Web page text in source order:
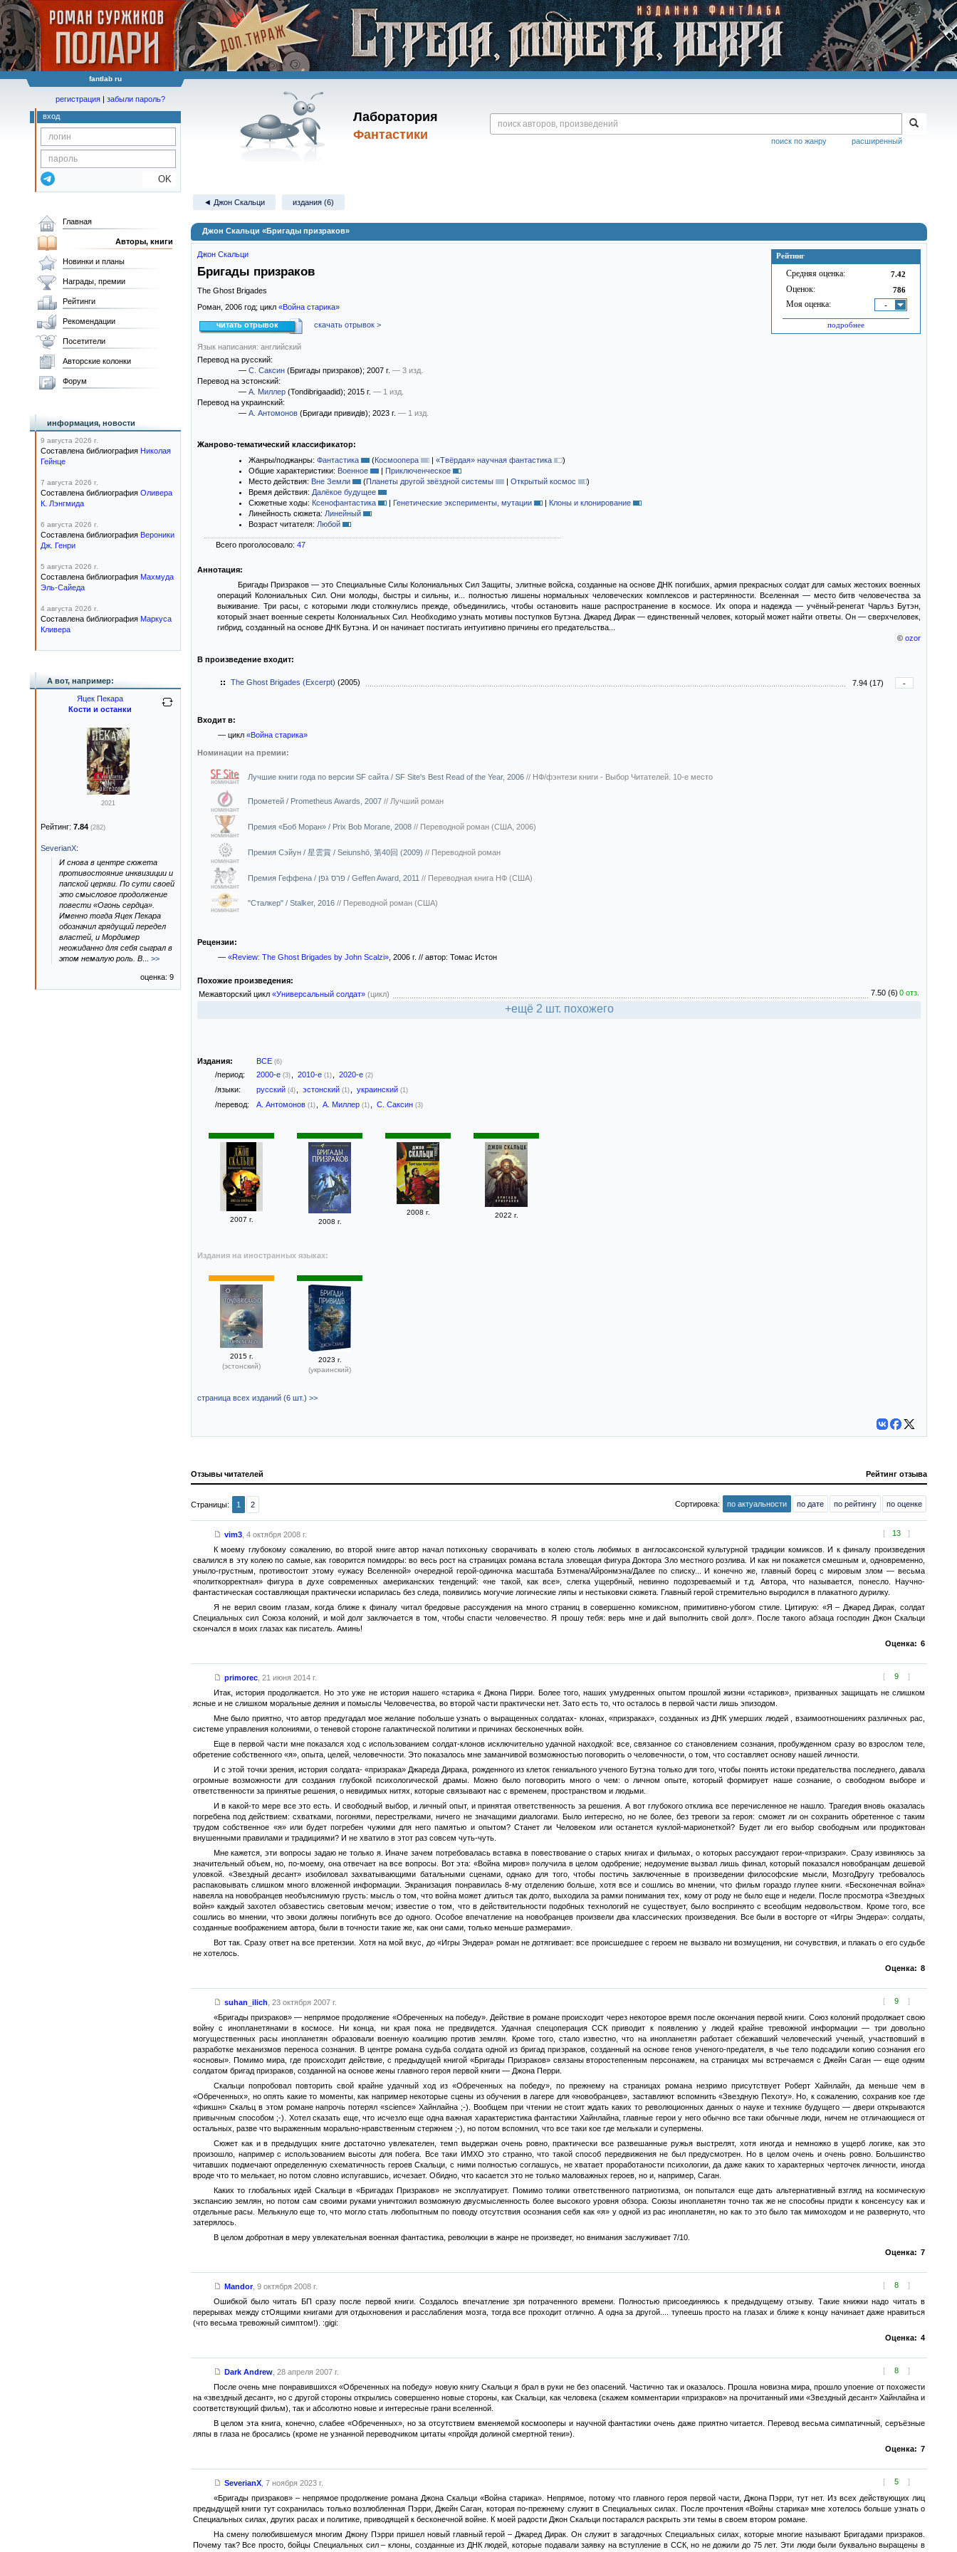
fantlab ru
Лаборатория
Фантастики
расширенный
поиск по жанру
регистрация | забыли пароль?
вход
OK
◄ Джон Скальци издания (6)
Джон Скальци «Бригады призраков»
Рейтинг
Средняя оценка: 7.42
Оценок: 786
Моя оценка: -
подробнее
Джон Скальци
Бригады призраков
The Ghost Brigades
Роман, 2006 год; цикл «Война старика»
читать отрывок скачать отрывок >
Язык написания: английский
Перевод на русский:
— С. Саксин (Бригады призраков); 2007 г. — 3 изд.
Перевод на эстонский:
— А. Миллер (Tondibrigaadid); 2015 г. — 1 изд.
Перевод на украинский:
— А. Антомонов (Бригади привидів); 2023 г. — 1 изд.
Жанрово-тематический классификатор:
Жанры/поджанры: Фантастика (Космоопера | «Твёрдая» научная фантастика
)
Общие характеристики: Военное | Приключенческое
Место действия: Вне Земли (Планеты другой звёздной системы | Открытый космос
)
Время действия: Далёкое будущее
Сюжетные ходы: Ксенофантастика | Генетические эксперименты, мутации | Клоны и клонирование
Линейность сюжета: Линейный
Возраст читателя: Любой
Всего проголосовало: 47
Аннотация:
Бригады Призраков — это Специальные Силы Колониальных Сил Защиты, элитные войска, созданные на основе ДНК погибших, армия прекрасных солдат для самых жестоких военных
операций Колониальных Сил. Они молоды, быстры и сильны, и... полностью лишены нормальных человеческих комплексов и растерянности. Вселенная — место битв человечества за
выживание. Три расы, с которыми люди столкнулись прежде, объединились, чтобы остановить наше распространение в космосе. Их опора и надежда — учёный-ренегат Чарльз Бутэн,
который знает военные секреты Колониальных Сил. Необходимо узнать мотивы поступков Бутэна. Джаред Дирак — единственный человек, который может найти ответы. Он — сверхчеловек,
гибрид, созданный на основе ДНК Бутэна. И он начинает постигать интуитивно причины его предательства...
© ozor
В произведение входит:
The Ghost Brigades (Excerpt) (2005) 7.94 (17) -
Входит в:
— цикл «Война старика»
Номинации на премии:
номинант
Лучшие книги года по версии SF сайта / SF Site's Best Read of the Year, 2006 // НФ/фэнтези книги - Выбор Читателей. 10-е место
номинант
Прометей / Prometheus Awards, 2007 // Лучший роман
номинант
Премия «Боб Моран» / Prix Bob Morane, 2008 // Переводной роман (США, 2006)
номинант
Премия Сэйун / 星雲賞 / Seiunshō, 第40回 (2009) // Переводной роман
номинант
Премия Геффена / פרס גפן / Geffen Award, 2011 // Переводная книга НФ (США)
номинант
"Сталкер" / Stalker, 2016 // Переводной роман (США)
Рецензии:
— «Review: The Ghost Brigades by John Scalzi», 2006 г. // автор: Томас Истон
Похожие произведения:
Межавторский цикл «Универсальный солдат» (цикл) 7.50 (6) 0 отз.
+ещё 2 шт. похожего
Издания: ВСЕ (6)
/период: 2000-е (3) 2010-е (1) 2020-е (2)
/языки: русский (4) эстонский (1) украинский (1)
/перевод: А. Антомонов (1) А. Миллер (1) С. Саксин (3)
2007 г. 2008 г.
2008 г. 2022 г.
Издания на иностранных языках:
2015 г.
(эстонский)
2023 г.
(украинский)
страница всех изданий (6 шт.) >>
Отзывы читателей Рейтинг отзыва
Страницы: 1 2 Сортировка: по актуальности по дате по рейтингу по оценке
[ 13 ]
vim3, 4 октября 2008 г.
К моему глубокому сожалению, во второй книге автор начал потихоньку сворачивать в колею столь любимых в англосаксонской культурной традиции комиксов. И к финалу произведения
свалился в эту колею по самые, как говорится помидоры: во весь рост на страницах романа встала зловещая фигура Доктора Зло местного розлива. И как ни покажется смешным и, одновременно,
уныло-грустным, противостоит этому «ужасу Вселенной» очередной герой-одиночка масштаба Бэтмена/Айронмэна/Далее по списку... И конечно же, главный борец с мировым злом — весьма
«политкорректная» фигура в духе современных американских тенденций: «не такой, как все», слегка ущербный, невинно подозреваемый и т.д. Автора, что называется, понесло. Научно-
фантастическая составляющая практически испарилась без следа, появились могучие логические ляпы и нестыковки сюжета. Главный герой стремительно выродился в плакатного дурилку.
Я не верил своим глазам, когда ближе к финалу читал бредовые рассуждения на много страниц в совершенно комиксном, примитивно-убогом стиле. Цитирую: «Я – Джаред Дирак, солдат
Специальных сил Союза колоний, и мой долг заключается в том, чтобы спасти человечество. Я прошу тебя: верь мне и дай выполнить свой долг». После такого абзаца господин Джон Скальци
скончался в моих глазах как писатель. Аминь!
Оценка: 6
[ 9 ]
primorec, 21 июня 2014 г.
Итак, история продолжается. Но это уже не история нашего «старика « Джона Пирри. Более того, наших умудренных опытом прошлой жизни «стариков», призванных защищать не слишком
ясные и не слишком моральные деяния и помыслы Человечества, во второй части практически нет. Зато есть то, что осталось в первой части лишь эпизодом.
Мне было приятно, что автор предугадал мое желание побольше узнать о выращенных солдатах- клонах, «призраках», созданных из ДНК умерших людей , взаимоотношениях различных рас,
системе управления колониями, о теневой стороне галактической политики и причинах бесконечных войн.
Еще в первой части мне показался ход с использованием солдат-клонов исключительно удачной находкой: все, связанное со становлением сознания, пробужденном сразу во взрослом теле,
обретение собственного «я», опыта, целей, человечности. Это показалось мне заманчивой возможностью поговорить о человечности, о том, что составляет основу нашей личности.
И с этой точки зрения, история солдата- «призрака» Джареда Дирака, рожденного из клеток гениального ученого Бутэна только для того, чтобы понять истоки предательства последнего, давала
огромные возможности для создания глубокой психологической драмы. Можно было поговорить много о чем: о личном опыте, который формирует наше сознание, о свободном выборе и
ответственности за принятые решения, о невидимых нитях, которые связывают нас с временем, пространством и людьми.
И в какой-то мере все это есть. И свободный выбор, и личный опыт, и принятая ответственность за решения. А вот глубокого отклика все перечисленное не нашло. Трагедия вновь оказалась
погребена под действием: схватками, погонями, перестрелками, ничего не значащими диалогами. Было интересно, но не более, без тревоги за героя: сможет ли он сохранить обретенное с таким
трудом собственное «я» или будет погребен чужими для него памятью и опытом? Станет ли Человеком или останется куклой-марионеткой? Будет ли его выбор свободным или продиктован
внушенными правилами и традициями? И не хватило в этот раз совсем чуть-чуть.
Мне кажется, эти вопросы задаю не только я. Иначе зачем потребовалась вставка в повествование о старых книгах и фильмах, о которых рассуждают герои-«призраки». Сразу извиняюсь за
значительный объем, но, по-моему, она отвечает на все вопросы. Вот эта: «Война миров» получила в целом одобрение; недоумение вызвал лишь финал, который показался новобранцам дешевой
уловкой. «Звездный десант» изобиловал захватывающими батальными сценами, однако для того, чтобы постичь заключенные в произведении философские мысли, МозгоДругу требовалось
распаковывать слишком много вложенной информации. Экранизация понравилась 8-му отделению больше, хотя все и сошлись во мнении, что фильм гораздо глупее книги. «Бесконечная война»
навеяла на новобранцев необъяснимую грусть: мысль о том, что война может длиться так долго, выходила за рамки понимания тех, кому от роду не было еще и недели. После просмотра «Звездных
войн» каждый захотел обзавестись световым мечом; известие о том, что в действительности подобных технологий не существует, было воспринято с всеобщим недовольством. Кроме того, все
сошлись во мнении, что эвоки должны погибнуть все до одного. Особое впечатление на новобранцев произвели два классических произведения. Все были в восторге от «Игры Эндера»: солдаты,
созданные воображением автора, были в точности такие же, как они сами, только меньше размерами».
Вот так. Сразу ответ на все претензии. Хотя на мой вкус, до «Игры Эндера» роман не дотягивает: все происшедшее с героем не вызвало ни возмущения, ни сочувствия, и плакать о его судьбе
не хотелось.
Оценка: 8
[ 9 ]
suhan_ilich 23 октября 2007 г.
«Бригады призраков» — непрямое продолжение «Обреченных на победу». Действие в романе происходит через некоторое время после окончания первой книги. Союз колоний продолжает свою
войну с инопланетянами в космосе. Ни конца, ни края пока не предвидется. Удачная спецоперация ССК приводит к появлению у людей крайне тревожной информации — три довольно
могущественных расы инопланетян образовали военную коалицию против землян. Кроме того, стало известно, что на инопланетян работает сбежавший человеческий ученый, участвовший в
разработке механизмов переноса сознания. В центре романа судьба солдата одной из бригад призраков, созданный на основе генов ученого-предателя, в чье тело подсадили копию сознания его
«основы». Помимо мира, где происходит действие, с предыдущей книгой «Бригады Призраков» связаны второстепенным персонажем, на страницах мы встречаемся с Джейн Саган — еще одним
солдатом бригад призраков, созданной на основе жены главного героя первой книги — Джона Перри.
Скальци попробовал повторить свой крайне удачный ход из «Обреченных на победу», по прежнему на страницах романа незримо присутствует Роберт Хайнлайн, да меньше чем в
«Обреченных», но опять какие то моменты, как например некоторые сцены из обучения в лагере для «новобранцев», заставляют вспомнить «Звездную Пехоту». Но, к сожалению, сохранив кое где
«фикшн» Скальц в этом романе напрочь потерял «science» Хайнлайна ;-). Вообщем при чтении не стоит ждать каких то революционных данных о науке и технике будущего — двери открываются
привычным способом ;-). Хотел сказать еще, что исчезло еще одна важная характеристика фантастики Хайнлайна, главные герои у него обычно все таки обычные люди, ничем не отличающиеся от
остальных, разве что выраженным морально-нравственным стержнем ;-), но потом вспомнил, что все таки кое где мелькали и супермены.
Сюжет как и в предыдущих книге достаточно увлекателен, темп выдержан очень ровно, практически все развешанные ружья выстрелят, хотя иногда и немножко в ущерб логике, как это
произошло, например с использованием высоты для побега. Все таки ИМХО это странно, что такой способ передвижения не был предусмотрен. Но в целом очень и очень ровно. Большинство
читавших подмечают определенную схематичность героев Скальци, с ними полностью соглашусь, не хватает проработаности психологии, да даже каких то характерных черточек личности, иногда
вроде что то мелькает, но потом словно испугавшись, исчезает. Обидно, что касается это не только маловажных героев, но и, например, Саган.
Каких то глобальных идей Скальци в «Бригадах Призраков» не эксплуатирует. Помимо толики ответственного патриотизма, он попытался еще дать альтернативный взгляд на космическую
экспансию землян, но потом сам своими руками уничтожил возможную двусмысленность более высокого уровня обзора. Союзы инопланетян точно так же не способны придти к консенсусу как и
отдельные расы. Мелькнуло еще то, что могло стать любопытным по поводу отсутствия осознания себя как «я» у одной из рас инопланетян, но как то это было так мимоходом и не развернуто, что
затерялось.
В целом добротная в меру увлекательная военная фантастика, революции в жанре не произведет, но внимания заслуживает 7/10.
Оценка: 7
[ 8 ]
Mandor, 9 октября 2008 г.
Ошибкой было читать БП сразу после первой книги. Создалось впечатление зря потраченного времени. Полностью присоединяюсь к предыдущему отзыву. Такие книжки надо читать в
перерывах между стОящими книгами для отдыхновения и расслабления мозга, тогда все проходит отлично. А одна за другой.... тупеешь просто на глазах и ближе к концу начинает даже нравиться
(что весьма тревожный симптом!). :gigi:
Оценка: 4
[ 8 ]
Dark Andrew, 28 апреля 2007 г.
После очень мне понравившихся «Обреченных на победу» новую книгу Скальци я брал в руки не без опасений. Частично так и оказалось. Прошла новизна мира, прошло упоение от похожести
на «звездный десант», но с другой стороны открылись совершенно новые стороны, как Скальци, как человека (скажем комментарии «призраков» на прочитанный ими «Звездный десант» Хайнлайна и
соответствующий фильм), так и абсолютно новые и интересные грани вселенной.
В целом эта книга, конечно, слабее «Обреченных», но за отсутствием вменяемой космооперы и научной фантастики очень даже приятно читается. Перевод весьма симпатичный, серъёзные
ляпы в глаза не бросались (кроме не узнанной переводчиком цитаты «пройдя долиной смертной тени»).
Оценка: 7
[ 5 ]
SeverianX, 7 ноября 2023 г.
«Бригады призраков» – непрямое продолжение романа Джона Скальци «Война старика». Непрямое, потому что главного героя первой части, Джона Пэрри, тут нет. Из всех действующих лиц
предыдущей книги тут сохранилась только возлюбленная Пэрри, Джейн Саган, которая по-прежнему служит в Специальных силах. После прочтения «Войны старика» мне хотелось больше узнать о
Специальных силах, других расах и политике, приводящей к бесконечной войне. К моей радости Джон Скальци постарался раскрыть эти темы в своем втором романе.
На смену полюбившемуся многим Джону Пэрри пришел новый главный герой – Джаред Дирак. Он служит в загадочных Специальных силах, которые многие называют Бригадами призраков.
Почему так? Все просто, бойцы Специальных сил – клоны, созданные из ДНК людей, которые подавали заявку на вступление в ССК, но не дожили до 75 лет. Эти люди были буквально выращены в
Главная
Авторы, книги
Новинки и планы
Награды, премии
Рейтинги
Рекомендации
Посетители
Авторские колонки
Форум
информация, новости
9 августа 2026 г.
Составлена библиография Николая
Гейнце
7 августа 2026 г.
Составлена библиография Оливера
К. Лэнгмида
6 августа 2026 г.
Составлена библиография Вероники
Дж. Генри
5 августа 2026 г.
Составлена библиография Махмуда
Эль-Сайеда
4 августа 2026 г.
Составлена библиография Маркуса
Кливера
А вот, например:
Яцек Пекара
Кости и останки
2021
Рейтинг: 7.84 (282)
SeverianX:
И снова в центре сюжета
противостояние инквизиции и
папской церкви. По сути своей
это смысловое продолжение
повести «Огонь сердца».
Именно тогда Яцек Пекара
обозначил грядущий передел
властей, и Мордимер
неожиданно для себя сыграл в
этом немалую роль. В
>>
оценка: 9